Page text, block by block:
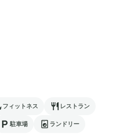
フィットネス レストラン
駐車場 ランドリー